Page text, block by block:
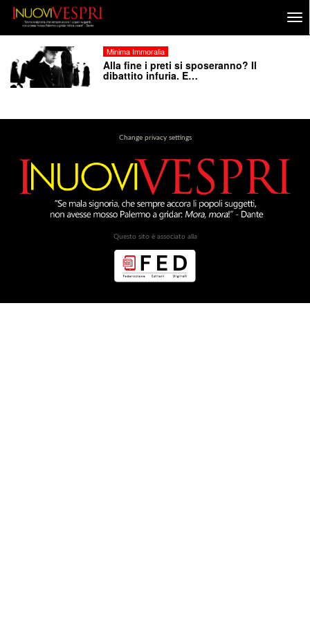
Minima Immoralia
Alla fine i preti si sposeranno? Il
dibattito infuria. E…
Change privacy settings
Questo sito è associato alla